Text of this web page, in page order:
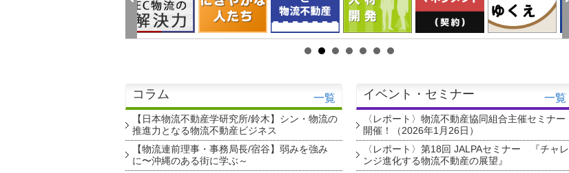
コラム 一覧
【日本物流不動産学研究所/鈴木】シン・物流の
推進力となる物流不動産ビジネス
【物流連前理事・事務局長/宿谷】弱みを強み
に〜沖縄のある街に学ぶ～
イベント・セミナー 一覧
〈レポート〉物流不動産協同組合主催セミナー
開催！（2026年1月26日）
〈レポート〉第18回 JALPAセミナー 『チャレ
ンジ進化する物流不動産の展望』